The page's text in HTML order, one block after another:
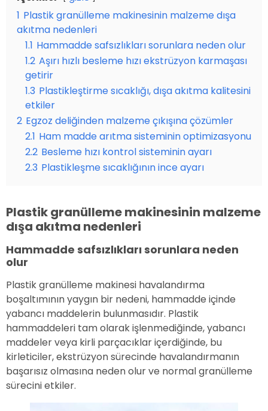
1 Plastik granülleme makinesinin malzeme dışa
akıtma nedenleri
1.1 Hammadde safsızlıkları sorunlara neden olur
1.2 Aşırı hızlı besleme hızı ekstrüzyon karmaşası
getirir
1.3 Plastikleştirme sıcaklığı, dışa akıtma kalitesini
etkiler
2 Egzoz deliğinden malzeme çıkışına çözümler
2.1 Ham madde arıtma sisteminin optimizasyonu
2.2 Besleme hızı kontrol sisteminin ayarı
2.3 Plastikleşme sıcaklığının ince ayarı
Plastik granülleme makinesinin malzeme
dışa akıtma nedenleri
Hammadde safsızlıkları sorunlara neden
olur
Plastik granülleme makinesi havalandırma
boşaltımının yaygın bir nedeni, hammadde içinde
yabancı maddelerin bulunmasıdır. Plastik
hammaddeleri tam olarak işlenmediğinde, yabancı
maddeler veya kirli parçacıklar içerdiğinde, bu
kirleticiler, ekstrüzyon sürecinde havalandırmanın
başarısız olmasına neden olur ve normal granülleme
sürecini etkiler.